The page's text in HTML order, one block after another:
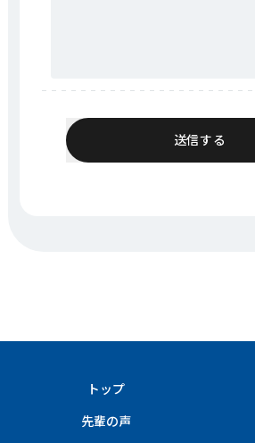
トップ
先輩の声